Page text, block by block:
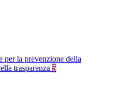
per la prevenzione della
trasparenza 5